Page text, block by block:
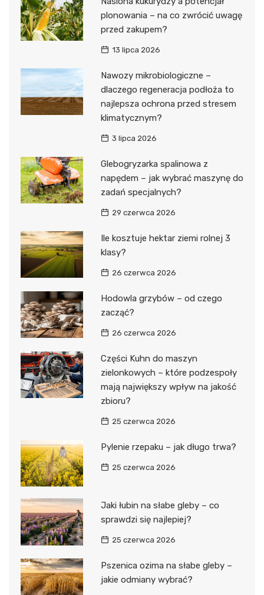
plonowania – na co zwrócić uwagę
przed zakupem?
13 lipca 2026
Nawozy mikrobiologiczne –
dlaczego regeneracja podłoża to
najlepsza ochrona przed stresem
klimatycznym?
3 lipca 2026
Glebogryzarka spalinowa z
napędem – jak wybrać maszynę do
zadań specjalnych?
29 czerwca 2026
Ile kosztuje hektar ziemi rolnej 3
klasy?
26 czerwca 2026
Hodowla grzybów – od czego
zacząć?
26 czerwca 2026
Części Kuhn do maszyn
zielonkowych – które podzespoły
mają największy wpływ na jakość
zbioru?
25 czerwca 2026
Pylenie rzepaku – jak długo trwa?
25 czerwca 2026
Jaki łubin na słabe gleby – co
sprawdzi się najlepiej?
25 czerwca 2026
Pszenica ozima na słabe gleby –
jakie odmiany wybrać?